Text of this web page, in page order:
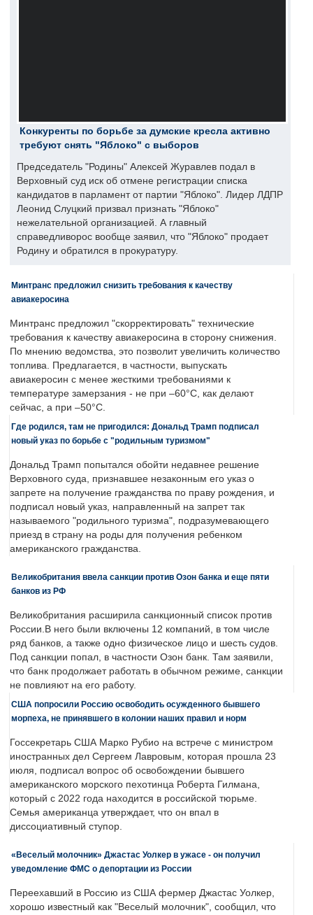
Конкуренты по борьбе за думские кресла активно
требуют снять "Яблоко" с выборов
Председатель "Родины" Алексей Журавлев подал в
Верховный суд иск об отмене регистрации списка
кандидатов в парламент от партии "Яблоко". Лидер ЛДПР
Леонид Слуцкий призвал признать "Яблоко"
нежелательной организацией. А главный
справедливорос вообще заявил, что "Яблоко" продает
Родину и обратился в прокуратуру.
Минтранс предложил снизить требования к качеству
авиакеросина
Минтранс предложил "скорректировать" технические
требования к качеству авиакеросина в сторону снижения.
По мнению ведомства, это позволит увеличить количество
топлива. Предлагается, в частности, выпускать
авиакеросин с менее жесткими требованиями к
температуре замерзания - не при –60°C, как делают
сейчас, а при –50°C.
Где родился, там не пригодился: Дональд Трамп подписал
новый указ по борьбе с "родильным туризмом"
Дональд Трамп попытался обойти недавнее решение
Верховного суда, признавшее незаконным его указ о
запрете на получение гражданства по праву рождения, и
подписал новый указ, направленный на запрет так
называемого "родильного туризма", подразумевающего
приезд в страну на роды для получения ребенком
американского гражданства.
Великобритания ввела санкции против Озон банка и еще пяти
банков из РФ
Великобритания расширила санкционный список против
России.В него были включены 12 компаний, в том числе
ряд банков, а также одно физическое лицо и шесть судов.
Под санкции попал, в частности Озон банк. Там заявили,
что банк продолжает работать в обычном режиме, санкции
не повлияют на его работу.
США попросили Россию освободить осужденного бывшего
морпеха, не принявшего в колонии наших правил и норм
Госсекретарь США Марко Рубио на встрече с министром
иностранных дел Сергеем Лавровым, которая прошла 23
июля, подписал вопрос об освобождении бывшего
американского морского пехотинца Роберта Гилмана,
который с 2022 года находится в российской тюрьме.
Семья американца утверждает, что он впал в
диссоциативный ступор.
«Веселый молочник» Джастас Уолкер в ужасе - он получил
уведомление ФМС о депортации из России
Переехавший в Россию из США фермер Джастас Уолкер,
хорошо известный как "Веселый молочник", сообщил, что